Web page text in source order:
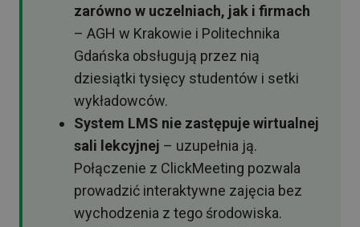
zarówno w uczelniach, jak i firmach
– AGH w Krakowie i Politechnika
Gdańska obsługują przez nią
dziesiątki tysięcy studentów i setki
wykładowców.
System LMS nie zastępuje wirtualnej
sali lekcyjnej – uzupełnia ją.
Połączenie z ClickMeeting pozwala
prowadzić interaktywne zajęcia bez
wychodzenia z tego środowiska.